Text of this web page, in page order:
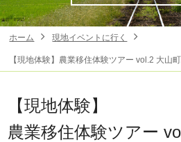
ホーム 現地イベントに行く
【現地体験】農業移住体験ツアー vol.2 大山
【現地体験】
農業移住体験ツアー